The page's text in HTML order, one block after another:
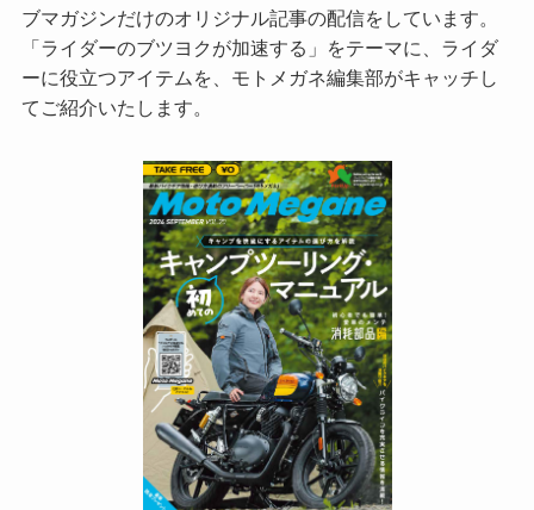
ブマガジンだけのオリジナル記事の配信をしています。
「ライダーのブツヨクが加速する」をテーマに、ライダ
ーに役立つアイテムを、モトメガネ編集部がキャッチし
てご紹介いたします。